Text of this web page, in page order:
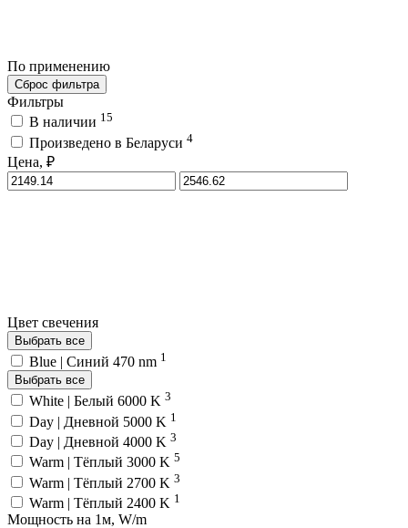
По применению
Сброс фильтра
Фильтры
В наличии 15
Произведено в Беларуси 4
Цена, ₽
Цвет свечения
Выбрать все
Blue | Синий 470 nm 1
Выбрать все
White | Белый 6000 K 3
Day | Дневной 5000 K 1
Day | Дневной 4000 K 3
Warm | Тёплый 3000 K 5
Warm | Тёплый 2700 K 3
Warm | Тёплый 2400 K 1
Мощность на 1м, W/m